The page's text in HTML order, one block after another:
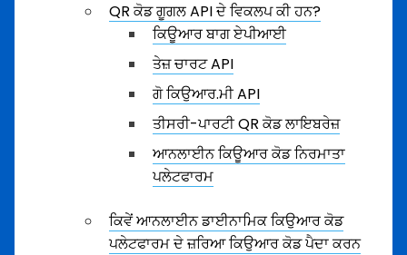
QR ਕੋਡ ਗੂਗਲ API ਦੇ ਵਿਕਲਪ ਕੀ ਹਨ?
ਕਿਊਆਰ ਬਾਗ ਏਪੀਆਈ
ਤੇਜ਼ ਚਾਰਟ API
ਗੋ ਕਿਉਆਰ.ਮੀ API
ਤੀਸਰੀ-ਪਾਰਟੀ QR ਕੋਡ ਲਾਇਬਰੇਜ਼
ਆਨਲਾਈਨ ਕਿਊਆਰ ਕੋਡ ਨਿਰਮਾਤਾ
ਪਲੇਟਫਾਰਮ
ਕਿਵੇਂ ਆਨਲਾਈਨ ਡਾਈਨਾਮਿਕ ਕਿਉਆਰ ਕੋਡ
ਪਲੇਟਫਾਰਮ ਦੇ ਜ਼ਰਿਆ ਕਿਉਆਰ ਕੋਡ ਪੈਦਾ ਕਰਨ